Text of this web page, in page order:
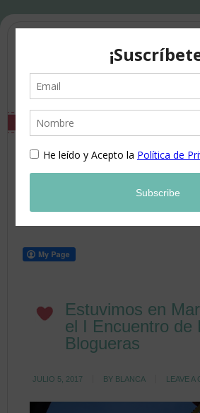
Estuvimos en
el I Encuentro de
Blogueras
JULIO 5, 2017 BY BLANCA LEAVE A